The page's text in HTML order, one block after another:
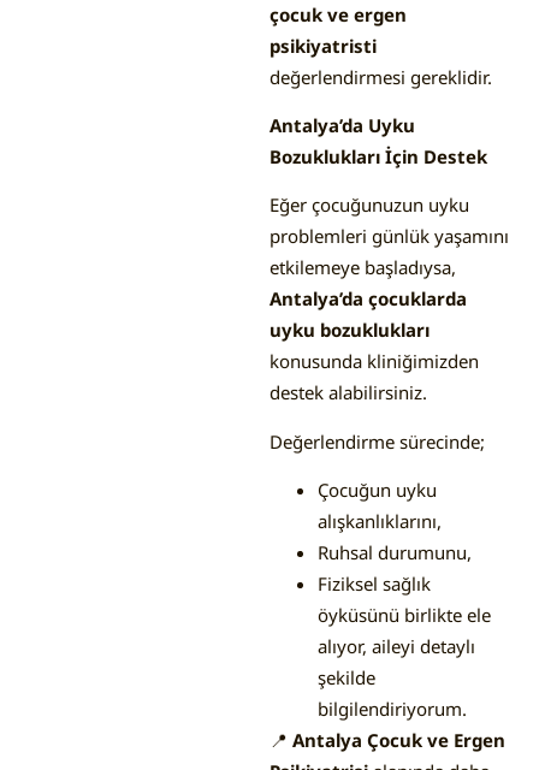
çocuk ve ergen
psikiyatristi
değerlendirmesi gereklidir.
Antalya’da Uyku
Bozuklukları İçin Destek
Eğer çocuğunuzun uyku
problemleri günlük yaşamını
etkilemeye başladıysa,
Antalya’da çocuklarda
uyku bozuklukları
konusunda kliniğimizden
destek alabilirsiniz.
Değerlendirme sürecinde;
Çocuğun uyku
alışkanlıklarını,
Ruhsal durumunu,
Fiziksel sağlık
öyküsünü birlikte ele
alıyor, aileyi detaylı
şekilde
bilgilendiriyorum.
📍 Antalya Çocuk ve Ergen